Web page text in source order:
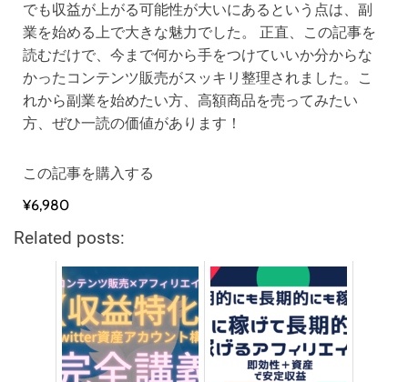
でも収益が上がる可能性が大いにあるという点は、副
業を始める上で大きな魅力でした。 正直、この記事を
読むだけで、今まで何から手をつけていいか分からな
かったコンテンツ販売がスッキリ整理されました。こ
れから副業を始めたい方、高額商品を売ってみたい
方、ぜひ一読の価値があります！
この記事を購入する
¥6,980
Related posts: